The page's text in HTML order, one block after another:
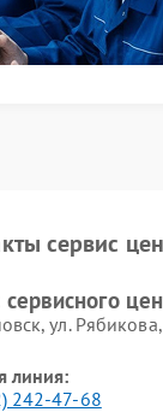
сервис
ул.
линия:
242-47-68